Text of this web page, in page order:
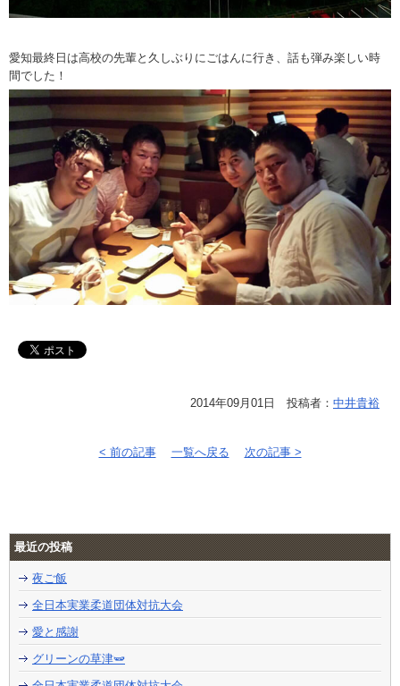
愛知最終日は高校の先輩と久しぶりにごはんに行き、話も弾み楽しい時
間でした！
2014年09月01日 投稿者： 中井貴裕
< 前の記事 一覧へ戻る 次の記事 >
最近の投稿
夜ご飯
全日本実業柔道団体対抗大会
愛と感謝
グリーンの草津🫛